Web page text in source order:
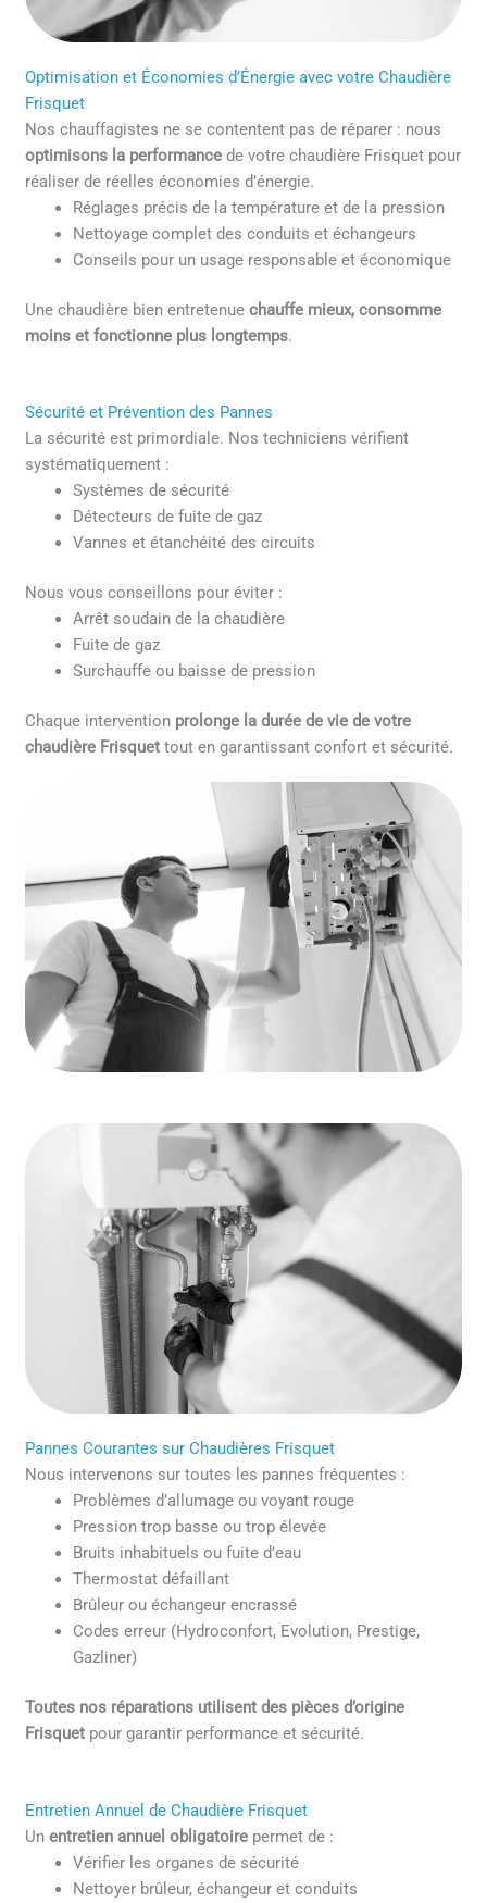
Optimisation et Économies d’Énergie avec votre Chaudière
Frisquet
Nos chauffagistes ne se contentent pas de réparer : nous
optimisons la performance de votre chaudière Frisquet pour
réaliser de réelles économies d’énergie.
Réglages précis de la température et de la pression
Nettoyage complet des conduits et échangeurs
Conseils pour un usage responsable et économique
Une chaudière bien entretenuechauffe mieux, consomme
moins et fonctionne plus longtemps.
Sécurité et Prévention des Pannes
La sécurité est primordiale. Nos techniciens vérifient
systématiquement :
Systèmes de sécurité
Détecteurs de fuite de gaz
Vannes et étanchéité des circuits
Nous vous conseillons pour éviter :
Arrêt soudain de la chaudière
Fuite de gaz
Surchauffe ou baisse de pression
Chaque intervention prolonge la durée de vie de votre
chaudière Frisquet tout en garantissant confort et sécurité.
Pannes Courantes sur Chaudières Frisquet
Nous intervenons sur toutes les pannes fréquentes :
Problèmes d’allumage ou voyant rouge
Pression trop basse ou trop élevée
Bruits inhabituels ou fuite d’eau
Thermostat défaillant
Brûleur ou échangeur encrassé
Codes erreur (Hydroconfort, Evolution, Prestige,
Gazliner)
Toutes nos réparations utilisent des pièces d’origine
Frisquet pour garantir performance et sécurité.
Entretien Annuel de Chaudière Frisquet
Unentretien annuel obligatoire permet de :
Vérifier les organes de sécurité
Nettoyer brûleur, échangeur et conduits